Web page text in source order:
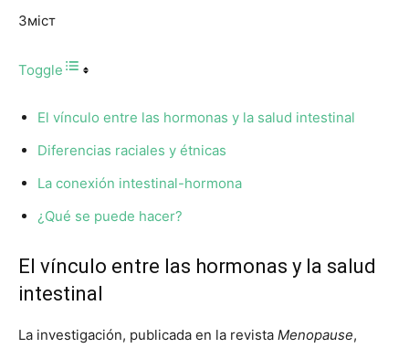
Зміст
Toggle
El vínculo entre las hormonas y la salud intestinal
Diferencias raciales y étnicas
La conexión intestinal-hormona
¿Qué se puede hacer?
El vínculo entre las hormonas y la salud
intestinal
La investigación, publicada en la revista Menopause,